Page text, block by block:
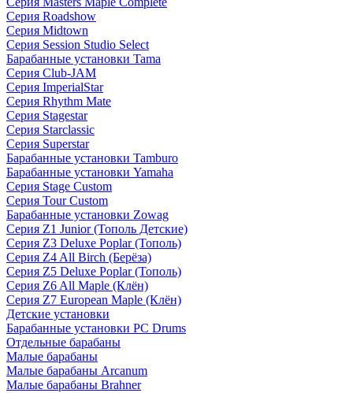
Серия Roadshow
Серия Midtown
Серия Session Studio Select
Барабанные установки Tama
Серия Club-JAM
Серия ImperialStar
Серия Rhythm Mate
Серия Stagestar
Серия Starclassic
Серия Superstar
Барабанные установки Tamburo
Барабанные установки Yamaha
Серия Stage Custom
Серия Tour Custom
Барабанные установки Zowag
Серия Z1 Junior (Тополь Детские)
Серия Z3 Deluxe Poplar (Тополь)
Серия Z4 All Birch (Берёза)
Серия Z5 Deluxe Poplar (Тополь)
Серия Z6 All Maple (Клён)
Серия Z7 European Maple (Клён)
Детские установки
Барабанные установки PC Drums
Отдельные барабаны
Малые барабаны
Малые барабаны Arcanum
Малые барабаны Brahner